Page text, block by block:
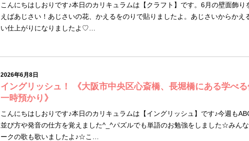
こんにちはしおりです♪本日のカリキュラムは【クラフト】です。6月の壁面飾
えばあじさい！あじさいの花、かえるをのりで貼りましたよ。あじさいからかえ
い仕上がりになりましたよ♡…
2026年6月8日
イングリッシュ！ 《大阪市中央区心斎橋、長堀橋にある学べる
一時預かり》
こんにちはしおりです♪本日のカリキュラムは【イングリッシュ】です♪今週も
並び方や発音の仕方を覚えました^_^パズルでも単語のお勉強をしました☆みん
ークの歌も歌いましたよ♪☆こ…